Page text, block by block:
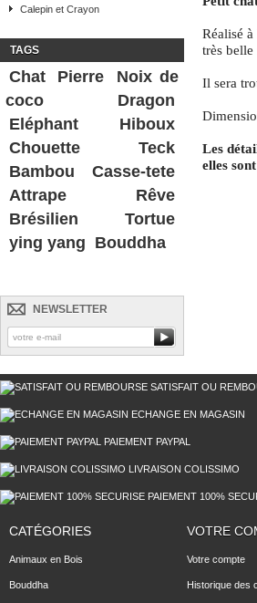
Calepin et Crayon
TAGS
Chat Pierre
Noix de
coco
Dragon
Eléphant
Hiboux
Chouette
Teck
Bambou
Casse-tete
Attrape Rêve
Brésilien
Tortue
ying yang Bouddha
NEWSLETTER
Réalisé
très
Il sera
Les
elles
SATISFAIT OU
ECHANGE EN MAGASIN
PAIEMENT PAYPAL
LIVRAISON COLISSIMO
PAIEMENT 100%
CATÉGORIES
Animaux en Bois
Bouddha
VOTRE
Votre compte
Historique des